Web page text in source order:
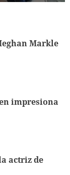
Markle
impresiona
actriz de